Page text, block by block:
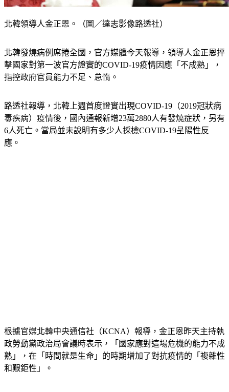
北韓領導人金正恩。（圖／達志影像路透社）
北韓發燒病例席捲全國，官方媒體今天報導，領導人金正恩抨
擊國家對第一波官方證實的COVID-19疫情因應「不成熟」，
指控政府官員能力不足、怠惰。
路透社報導，北韓上週首度證實出現COVID-19（2019冠狀病
毒疾病）疫情後，國內通報新增23萬2880人有發燒症狀，另有
6人死亡。當局並未說明有多少人採檢COVID-19呈陽性反
應。
根據官媒北韓中央通信社（KCNA）報導，金正恩昨天主持執
政勞動黨政治局會議時表示，「國家應對這場危機的能力不成
熟」，在「時間就是生命」的時期增加了對抗疫情的「複雜性
和艱鉅性」。